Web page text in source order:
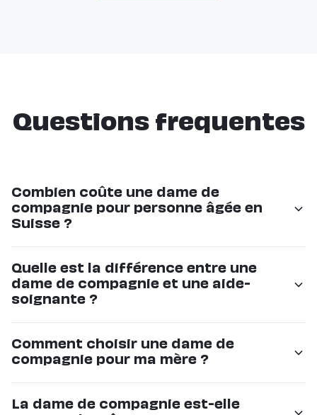
Questions frequentes
Combien coûte une dame de
compagnie pour personne âgée en
Suisse ?
dépend du nombre d'heures et de la régularité. C'est
souvent 50% moins cher que les grandes agences.
Quelle est la différence entre une
dame de compagnie et une aide-
soignante ?
non-médical : compagnie, sorties, aide au quotidien.
L'aide-soignante réalise des actes médicaux. Les deux
Comment choisir une dame de
compagnie pour ma mère ?
chaque intervenant et le présentons à votre famille. Si
La dame de compagnie est-elle